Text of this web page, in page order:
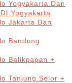
Yogyakarta Dan
Yogyakarta
Jakarta Dan
Bandung
Balikpapan +
Tanjung Selor +